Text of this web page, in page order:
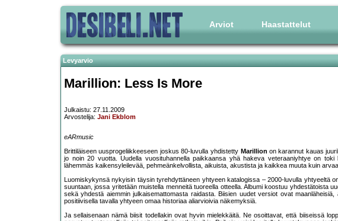
Arviot Haastattelut
Levyarvio
Marillion: Less Is More
Julkaistu: 27.11.2009
Arvostelija: Jani Ekblom
eARmusic
Brittiläiseen uusprogeliikkeeseen joskus 80-luvulla yhdistetty Marillion on karannut kauas
jo noin 20 vuotta. Uudella vuosituhannella paikkaansa yhä hakeva veteraaniyhtye on toki
lähemmäs kaikensyleilevää, pehmeänkelvollista, aikuista, akustista ja kaikkea muuta kuin
Luomiskykynsä nykyisin täysin tyrehdyttäneen yhtyeen katalogissa – 2000-luvulla yhtyeeltä
suuntaan, jossa yritetään muistella menneitä tuoreella otteella. Albumi koostuu yhdestätoista
sekä yhdestä aiemmin julkaisemattomasta raidasta. Biisien uudet versiot ovat
positiivisella tavalla yhtyeen omaa historiaa aliarvioivia näkemyksiä.
Ja sellaisenaan nämä biisit todellakin ovat hyvin mielekkäitä. Ne osoittavat, että biiseissä